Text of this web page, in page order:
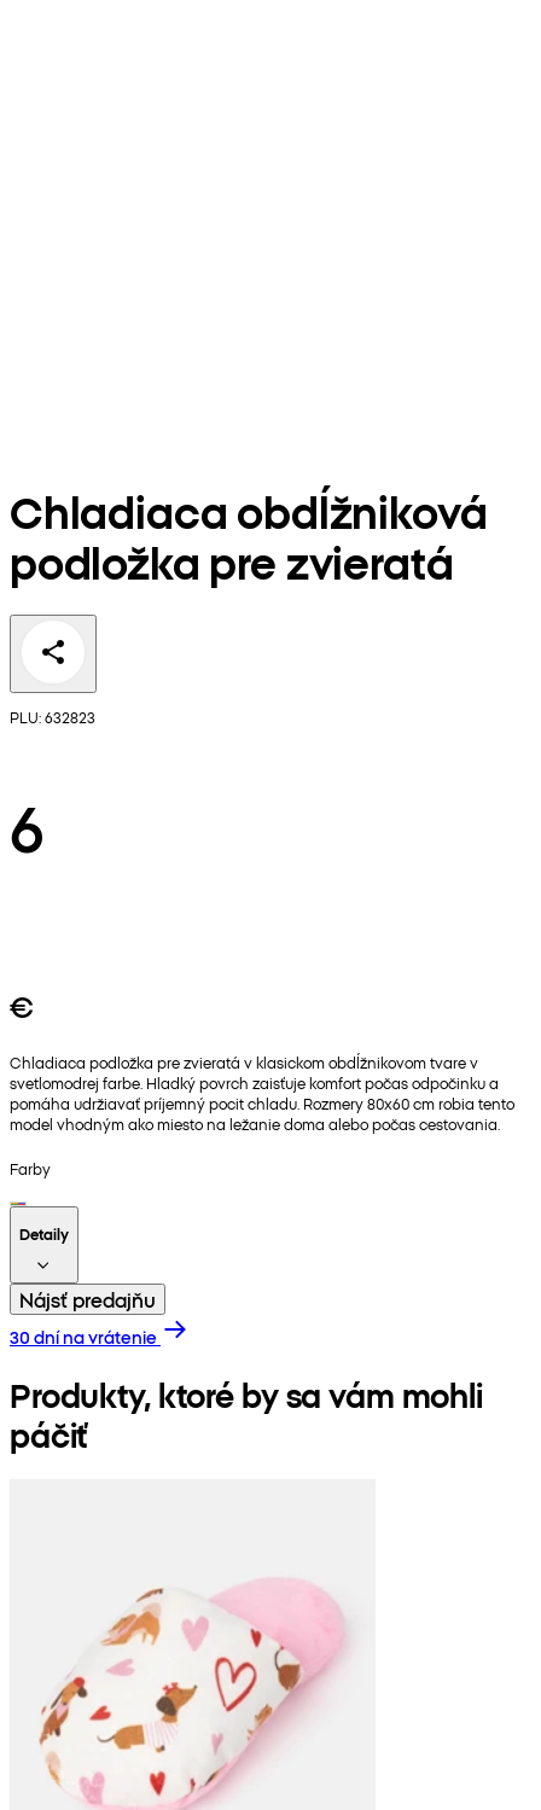
Chladiaca obdĺžniková
podložka pre zvieratá
PLU: 632823
6
€
Chladiaca podložka pre zvieratá v klasickom obdĺžnikovom tvare v
svetlomodrej farbe. Hladký povrch zaisťuje komfort počas odpočinku a
pomáha udržiavať príjemný pocit chladu. Rozmery 80x60 cm robia tento
model vhodným ako miesto na ležanie doma alebo počas cestovania.
Farby
Detaily
Nájsť predajňu
30 dní na vrátenie
Produkty, ktoré by sa vám mohli
páčiť